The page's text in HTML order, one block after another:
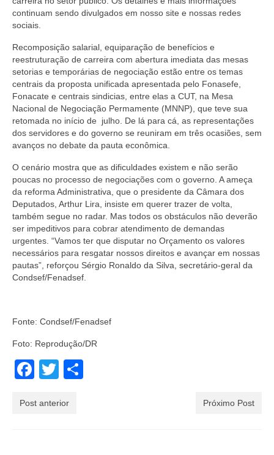
continuam sendo divulgados em nosso site e nossas redes
sociais.
Recomposição salarial, equiparação de benefícios e
reestruturação de carreira com abertura imediata das mesas
setorias e temporárias de negociação estão entre os temas
centrais da proposta unificada apresentada pelo Fonasefe,
Fonacate e centrais sindicias, entre elas a CUT, na Mesa
Nacional de Negociação Permamente (MNNP), que teve sua
retomada no início de julho. De lá para cá, as representações
dos servidores e do governo se reuniram em três ocasiões, sem
avanços no debate da pauta econômica.
O cenário mostra que as dificuldades existem e não serão
poucas no processo de negociações com o governo. A ameça
da reforma Administrativa, que o presidente da Câmara dos
Deputados, Arthur Lira, insiste em querer trazer de volta,
também segue no radar. Mas todos os obstáculos não deverão
ser impeditivos para cobrar atendimento de demandas
urgentes. “Vamos ter que disputar no Orçamento os valores
necessários para resgatar nossos direitos e avançar em nossas
pautas”, reforçou Sérgio Ronaldo da Silva, secretário-geral da
Condsef/Fenadsef.
Fonte: Condsef/Fenadsef
Foto: Reprodução/DR
Facebook
Twitter
Post anterior Próximo Post